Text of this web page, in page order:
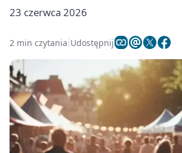
23 czerwca 2026
2 min czytania Udostępnij